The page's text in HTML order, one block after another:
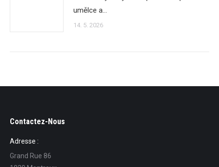
umělce a…
14. 5. 2026
Contactez-Nous
Adresse :
Grand Rue 86